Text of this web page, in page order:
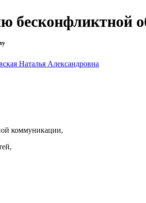
бесконфликтной
Наталья Александровна
коммуникации,